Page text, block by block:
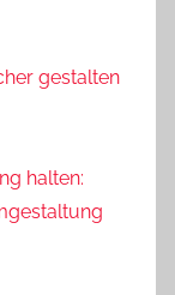
gestalten
halten: